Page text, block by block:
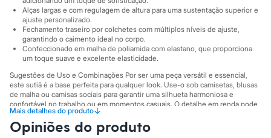
Shorts e Bermudas
Tops
Moda íntima
Calcinhas
Cintas e Modeladores
Meias
Pijamas
Sutiãs e Tops
Moda praia
Biquínis
Maiôs
Saídas de praia
Alças largas e com regulagem de altura para uma sustentação superior e
ajuste personalizado.
Fechamento traseiro por colchetes com múltiplos níveis de ajuste,
garantindo o caimento ideal no corpo.
Confeccionado em malha de poliamida com elastano, que proporciona
um toque suave e excelente elasticidade.
Sugestões de Uso e Combinações Por ser uma peça versátil e essencial,
este sutiã é a base perfeita para qualquer look. Use-o sob camisetas, blusas
de malha ou camisas sociais para garantir uma silhueta harmoniosa e
confortável no trabalho ou em momentos casuais. O detalhe em renda pode
aparecer sutilmente em decotes, trazendo um charme extra à produção.
A gente se encontra na C&A! ❤
Mais detalhes do produto↓
Opiniões do produto